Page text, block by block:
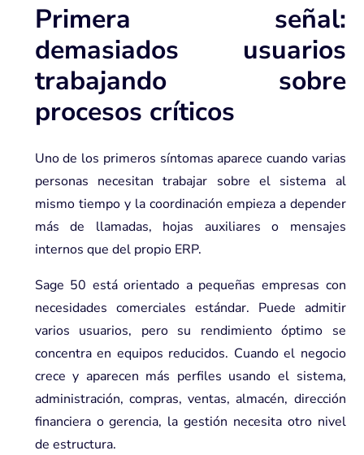
Primera señal:
demasiados usuarios
trabajando sobre
procesos críticos
Uno de los primeros síntomas aparece cuando varias
personas necesitan trabajar sobre el sistema al
mismo tiempo y la coordinación empieza a depender
más de llamadas, hojas auxiliares o mensajes
internos que del propio ERP.
Sage 50 está orientado a pequeñas empresas con
necesidades comerciales estándar. Puede admitir
varios usuarios, pero su rendimiento óptimo se
concentra en equipos reducidos. Cuando el negocio
crece y aparecen más perfiles usando el sistema,
administración, compras, ventas, almacén, dirección
financiera o gerencia, la gestión necesita otro nivel
de estructura.